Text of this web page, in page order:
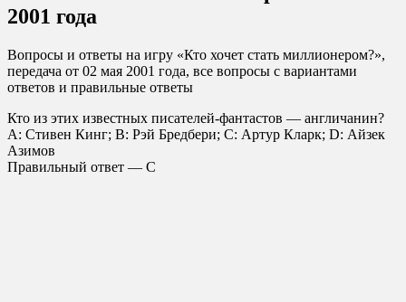
2001 года
Вопросы и ответы на игру «Кто хочет стать миллионером?»,
передача от 02 мая 2001 года, все вопросы с вариантами
ответов и правильные ответы
Кто из этих известных писателей-фантастов — англичанин?
A: Стивен Кинг; B: Рэй Бредбери; C: Артур Кларк; D: Айзек
Азимов
Правильный ответ — C